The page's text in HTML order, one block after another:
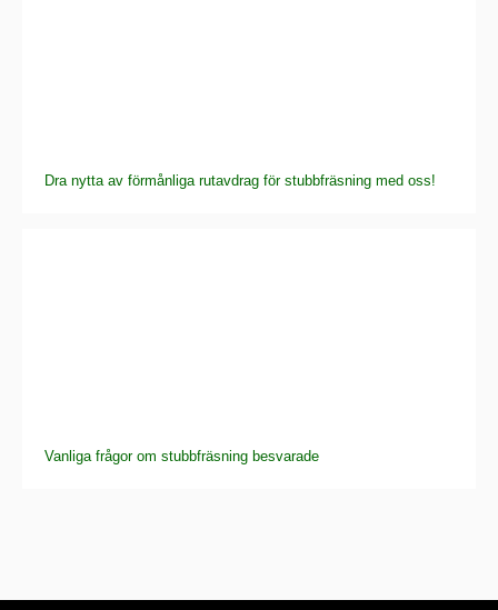
Dra nytta av förmånliga rutavdrag för stubbfräsning med oss!
Vanliga frågor om stubbfräsning besvarade